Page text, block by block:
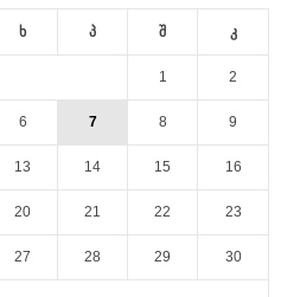
ხ პ შ კ
1 2
6 7 8 9
13 14 15 16
20 21 22 23
27 28 29 30